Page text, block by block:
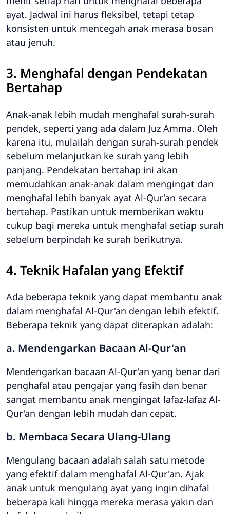
ayat. Jadwal ini harus fleksibel, tetapi tetap
konsisten untuk mencegah anak merasa bosan
atau jenuh.
3. Menghafal dengan Pendekatan
Bertahap
Anak-anak lebih mudah menghafal surah-surah
pendek, seperti yang ada dalam Juz Amma. Oleh
karena itu, mulailah dengan surah-surah pendek
sebelum melanjutkan ke surah yang lebih
panjang. Pendekatan bertahap ini akan
memudahkan anak-anak dalam mengingat dan
menghafal lebih banyak ayat Al-Qur'an secara
bertahap. Pastikan untuk memberikan waktu
cukup bagi mereka untuk menghafal setiap surah
sebelum berpindah ke surah berikutnya.
4. Teknik Hafalan yang Efektif
Ada beberapa teknik yang dapat membantu anak
dalam menghafal Al-Qur'an dengan lebih efektif.
Beberapa teknik yang dapat diterapkan adalah:
a. Mendengarkan Bacaan Al-Qur'an
Mendengarkan bacaan Al-Qur'an yang benar dari
penghafal atau pengajar yang fasih dan benar
sangat membantu anak mengingat lafaz-lafaz Al-
Qur'an dengan lebih mudah dan cepat.
b. Membaca Secara Ulang-Ulang
Mengulang bacaan adalah salah satu metode
yang efektif dalam menghafal Al-Qur'an. Ajak
anak untuk mengulang ayat yang ingin dihafal
beberapa kali hingga mereka merasa yakin dan